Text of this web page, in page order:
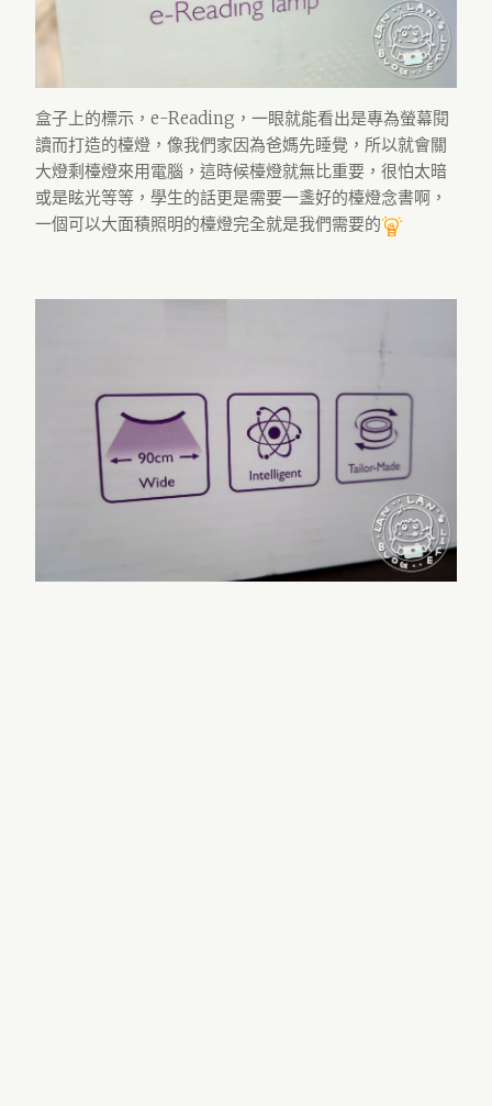
盒子上的標示，e-Reading，一眼就能看出是專為螢幕閱
讀而打造的檯燈，像我們家因為爸媽先睡覺，所以就會關
大燈剩檯燈來用電腦，這時候檯燈就無比重要，很怕太暗
或是眩光等等，學生的話更是需要一盞好的檯燈念書啊，
一個可以大面積照明的檯燈完全就是我們需要的